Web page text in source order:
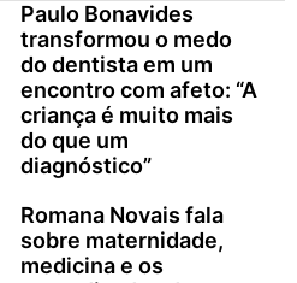
Paulo Bonavides
transformou o medo
do dentista em um
encontro com afeto: “A
criança é muito mais
do que um
diagnóstico”
Romana Novais fala
sobre maternidade,
medicina e os